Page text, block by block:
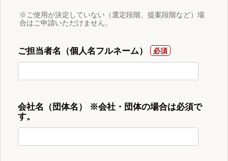
※ご使用が決定していない（選定段階、提案段階など）場
合はご申請いただけません。
ご担当者名（個人名フルネーム）
会社名（団体名） ※会社・団体の場合は必須で
す。